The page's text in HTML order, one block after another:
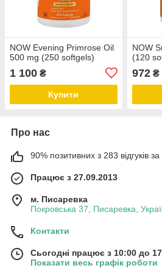
NOW Evening Primrose Oil
500 mg (250 softgels)
1 100 ₴
Купити
NOW
(120
972₴
Про нас
90% позитивних з 283 відгуків за
Працює з 27.09.2013
м. Писаревка
Покровська 37, Писаревка,
Контакти
Сьогодні працює з 10:00 до
Показати весь графік роботи